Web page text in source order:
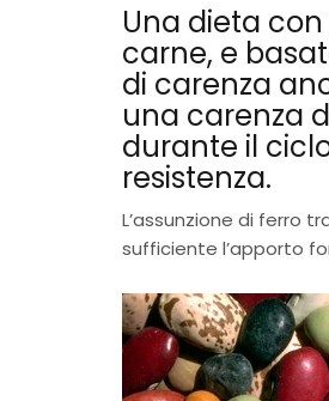
Una dieta
carne, e
di carenza
una carenza
durante il
resistenza.
L’assunzione di ferro
sufficiente l’apporto